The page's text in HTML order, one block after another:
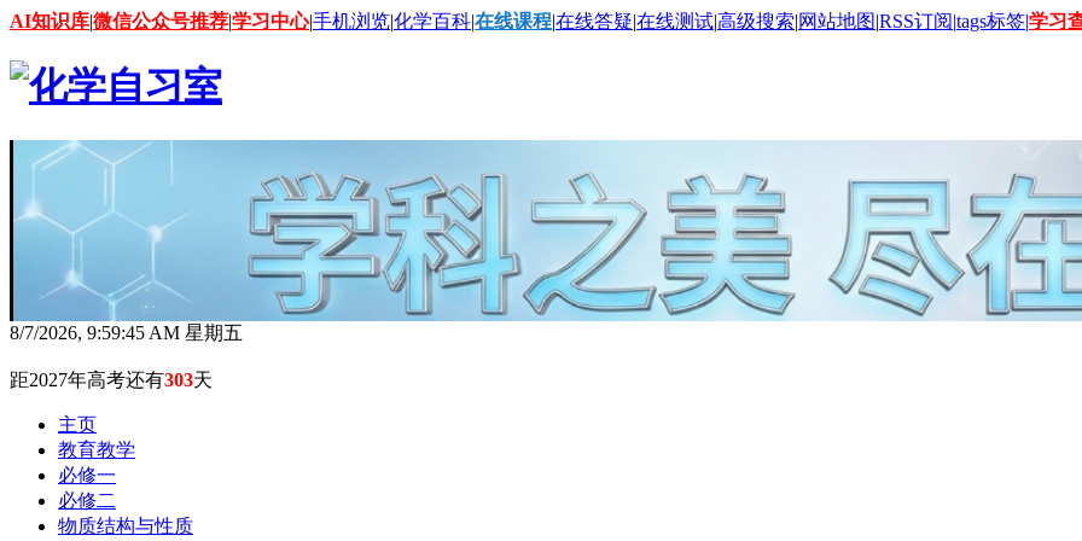
AI知识库|微信公众号推荐|学习中心|手机浏览|化学百科|在线课程|在线答疑|在线测试|高级搜索|网站地图|RSS订阅|tags标签|学习
8/7/2026, 9:59:46 AM 星期五
距2027年高考还有303天
主页
教育教学
必修一
必修二
物质结构与性质